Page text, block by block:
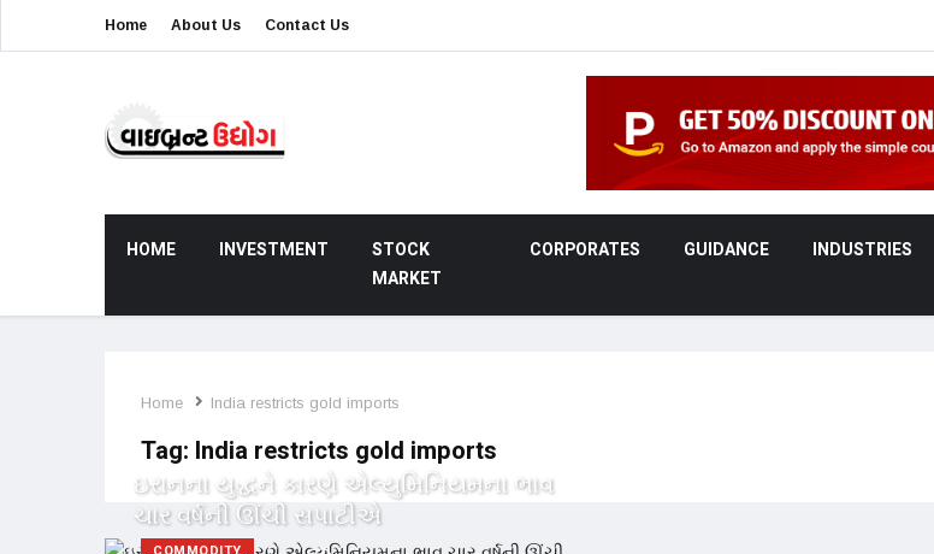
Home About Us Contact Us
HOME INVESTMENT
STOCK
MARKET
CORPORATES GUIDANCE INDUSTRIES
Home India restricts gold imports
Tag: India restricts gold imports
ઇરાનના યુદ્ધને કારણે એલ્યુમિનિયમના ભાવ
ચાર વર્ષની ઊંચી સપાટીએ